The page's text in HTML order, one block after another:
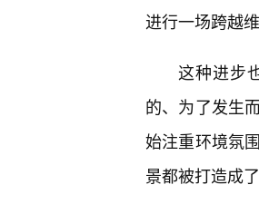
进行一场跨越
这种进步
的、为了发生
始注重环境氛
景都被打造成